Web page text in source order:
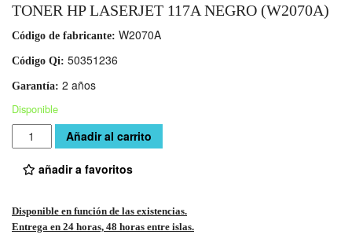
TONER HP LASERJET 117A NEGRO (W2070A)
Código de fabricante: W2070A
Código Qi: 50351236
Garantía: 2 años
Disponible
Cantidad Añadir al carrito
añadir a favoritos
Disponible en función de las existencias.
Entrega en 24 horas, 48 horas entre islas.